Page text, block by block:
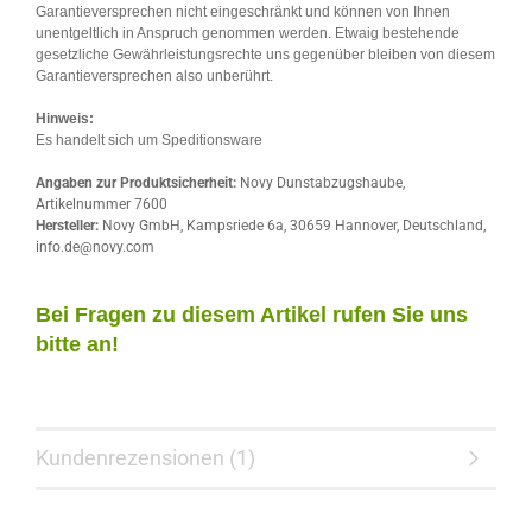
Garantieversprechen nicht eingeschränkt und können von Ihnen
unentgeltlich in Anspruch genommen werden. Etwaig bestehende
gesetzliche Gewährleistungsrechte uns gegenüber bleiben von diesem
Garantieversprechen also unberührt.
Hinweis:
Es handelt sich um Speditionsware
Angaben zur Produktsicherheit: Novy Dunstabzugshaube,
Artikelnummer 7600
Hersteller: Novy GmbH, Kampsriede 6a, 30659 Hannover, Deutschland,
info.de@novy.com
Bei Fragen zu diesem Artikel rufen Sie uns
bitte an!
Kundenrezensionen (1)